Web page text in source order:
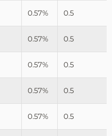
0.57% 0.5
0.57% 0.5
0.57% 0.5
0.57% 0.5
0.57% 0.5